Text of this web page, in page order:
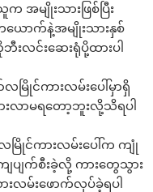
အမျိုးသားဖြစ်ပြီး
ောက်နဲ့အမျိုးသားနှစ်
လင်းဆေးရုံပို့ထားပါ
ြိုင်ကားလမ်းပေါ်မှာရှိ
လာမရတော့ဘူးလို့သိရပါ
ြိုင်ကားလမ်းပေါ်က ကျုံ
ပျက်စီးခဲ့လို့ ကားတွေသွား
းလမ်းဖောက်လုပ်ခဲ့ရပါ